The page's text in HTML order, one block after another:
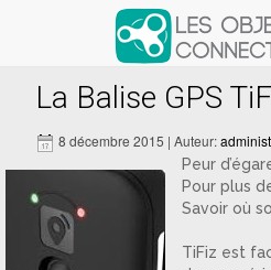
Articles avec le
La Balise GPS
8 décembre 2015 | Auteur:
Peur
Pour plus
Savoir où
TiFiz est